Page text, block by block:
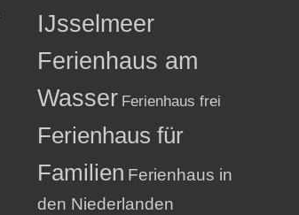
IJsselmeer
Ferienhaus am
Wasser Ferienhaus frei
Ferienhaus für
Familien Ferienhaus in
den Niederlanden